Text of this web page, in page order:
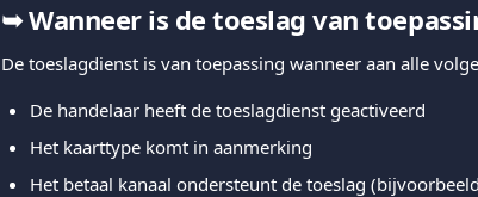
➥ Wanneer is de toeslag van
De toeslagdienst is van toepassing wanneer aan alle
De handelaar heeft de toeslagdienst geactiveerd
Het kaarttype komt in aanmerking
Het betaal kanaal ondersteunt de toeslag